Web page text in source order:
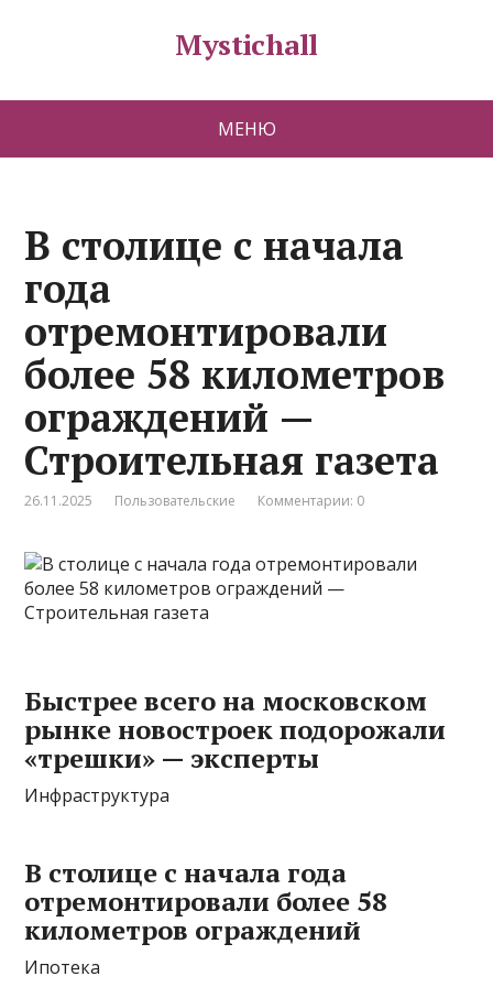
Mystichall
МЕНЮ
В столице с начала
года
отремонтировали
более 58 километров
ограждений —
Строительная газета
26.11.2025 Пользовательские Комментарии: 0
Быстрее всего на московском
рынке новостроек подорожали
«трешки» — эксперты
Инфраструктура
В столице с начала года
отремонтировали более 58
километров ограждений
Ипотека